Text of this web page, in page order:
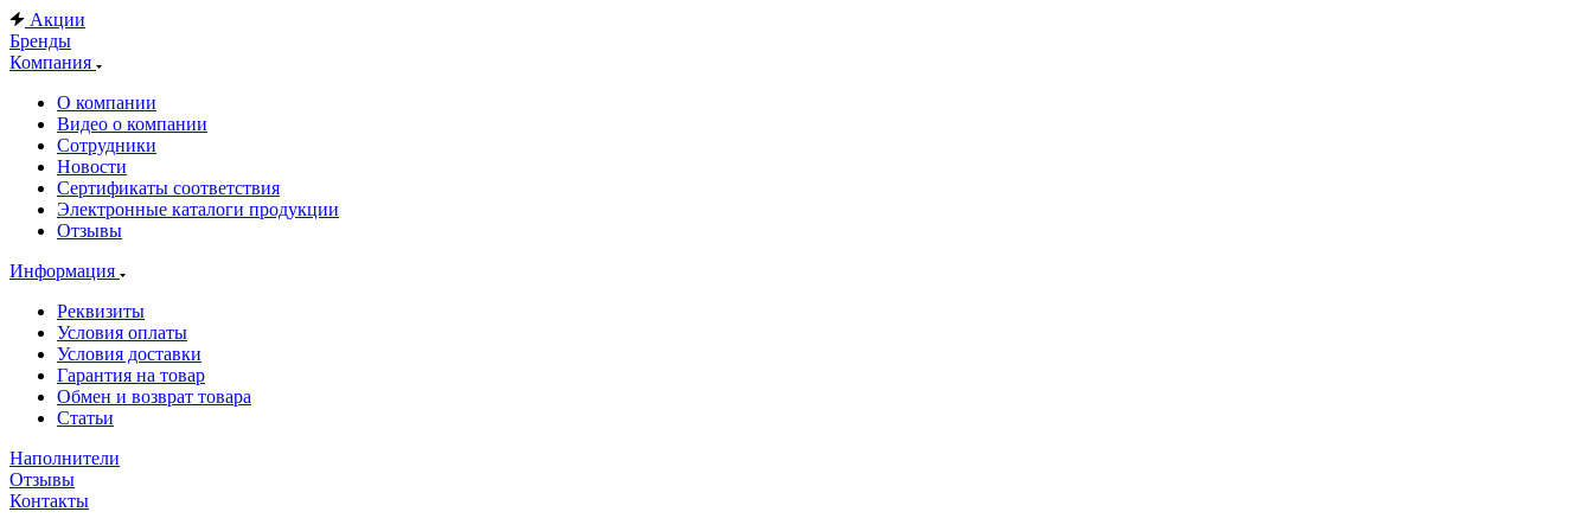
Акции
Бренды
Компания
О компании
Видео о компании
Сотрудники
Новости
Сертификаты соответствия
Электронные каталоги продукции
Отзывы
Информация
Реквизиты
Условия оплаты
Условия доставки
Гарантия на товар
Обмен и возврат товара
Статьи
Наполнители
Отзывы
Контакты